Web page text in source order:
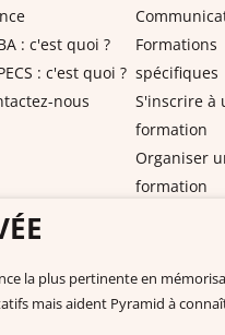
: c'est quoi ?
: c'est quoi ?
nous
Formations
spécifiques
S'inscrire à
formation
Organiser
formation
PECS France
la plus pertinente en
mais aident Pyramid à